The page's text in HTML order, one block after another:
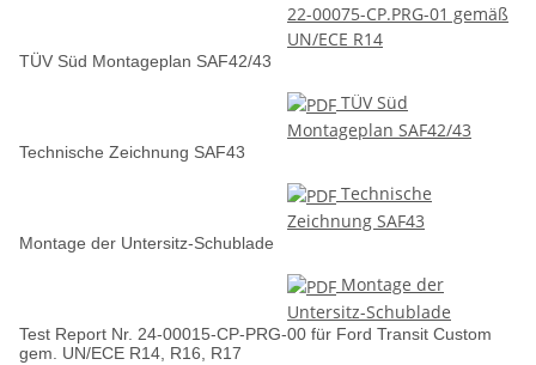
22-00075-CP.PRG-01 gemäß
UN/ECE R14
TÜV Süd Montageplan SAF42/43
TÜV Süd
Montageplan SAF42/43
Technische Zeichnung SAF43
Technische
Zeichnung SAF43
Montage der Untersitz-Schublade
Montage der
Untersitz-Schublade
Test Report Nr. 24-00015-CP-PRG-00 für Ford Transit Custom
gem. UN/ECE R14, R16, R17